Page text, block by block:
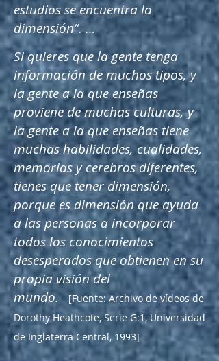
estudios se encuentra la
dimensión”. …
Si quieres que la gente tenga
información de muchos tipos, y
la gente a la que enseñas
proviene de muchas culturas, y
la gente a la que enseñas tiene
muchas habilidades, cualidades,
memorias y cerebros diferentes,
tienes que tener dimensión,
porque es dimensión que ayuda
a las personas a incorporar
todos los conocimientos
desesperados que obtienen en su
propia visión del
mundo.
[Fuente: Archivo de vídeos de
Dorothy Heathcote, Serie G:1, Universidad
de Inglaterra Central, 1993]